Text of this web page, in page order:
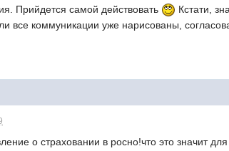
Прийдется самой действовать
Кстати,
все коммуникации уже нарисованы,
о страховании в росно!что это значит